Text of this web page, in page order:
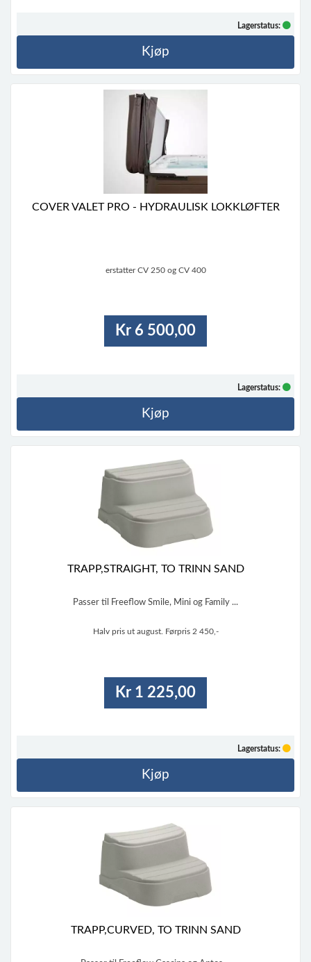
Lagerstatus:
Kjøp
COVER VALET PRO - HYDRAULISK LOKKLØFTER
erstatter CV 250 og CV 400
Kr 6 500,00
Lagerstatus:
Kjøp
TRAPP,STRAIGHT, TO TRINN SAND
Passer til Freeflow Smile, Mini og Family ...
Halv pris ut august. Førpris 2 450,-
Kr 1 225,00
Lagerstatus:
Kjøp
TRAPP,CURVED, TO TRINN SAND